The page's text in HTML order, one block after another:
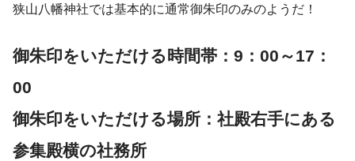
狭山八幡神社では基本的に通常御朱印のみのようだ！
御朱印をいただける時間帯：9：00～17：
00
御朱印をいただける場所：社殿右手にある
参集殿横の社務所